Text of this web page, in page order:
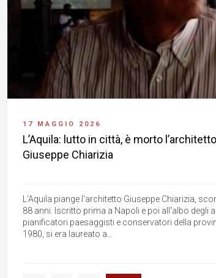
17 MAGGIO 2026
L’Aquila: lutto in città, è morto l’architetto
Giuseppe Chiarizia
L'Aquila piange l'architetto Giuseppe Chiarizia,
88 anni. Iscritto prima a Napoli e poi all'albo degli
pianificatori paesaggisti e conservatori della
1980, si era laureato a...